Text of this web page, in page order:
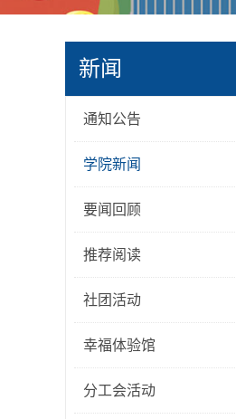
新闻
通知公告
学院新闻
要闻回顾
推荐阅读
社团活动
幸福体验馆
分工会活动